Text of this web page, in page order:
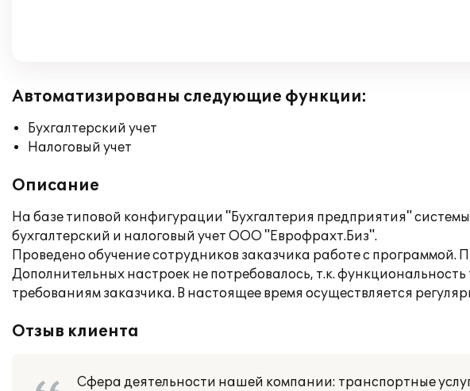
Автоматизированы следующие функции:
Бухгалтерский учет
Налоговый учет
Описание
На базе типовой конфигурации "Бухгалтерия предприятия"
бухгалтерский и налоговый учет ООО "Еврофрахт.Биз".
Проведено обучение сотрудников заказчика работе с
Дополнительных настроек не потребовалось, т.к.
требованиям заказчика. В настоящее время осуществляется
Отзыв клиента
Сфера деятельности нашей компании: транспортные